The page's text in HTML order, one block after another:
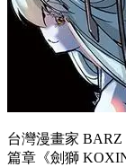
台灣漫畫家
篇章《劍獅